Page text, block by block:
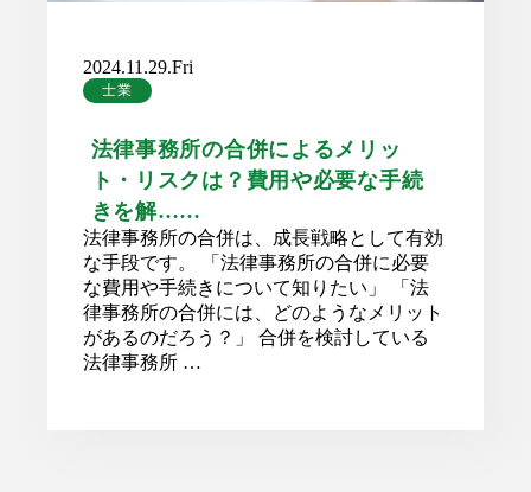
2024.11.29.Fri
士業
法律事務所の合併によるメリッ
ト・リスクは？費用や必要な手続
きを解……
法律事務所の合併は、成長戦略として有効
な手段です。 「法律事務所の合併に必要
な費用や手続きについて知りたい」 「法
律事務所の合併には、どのようなメリット
があるのだろう？」 合併を検討している
法律事務所 …